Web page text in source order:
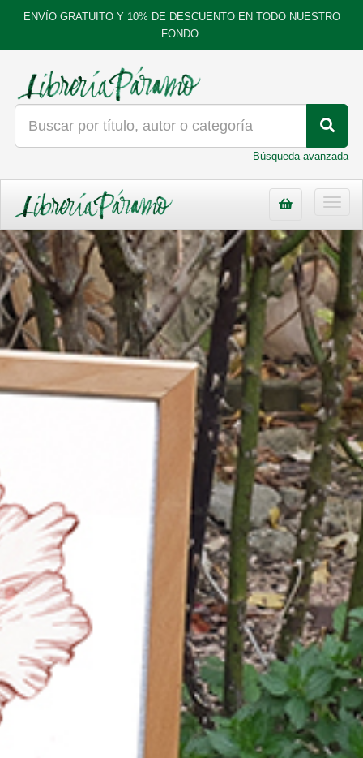
ENVÍO GRATUITO Y 10% DE DESCUENTO EN TODO NUESTRO
FONDO.
Búsqueda avanzada